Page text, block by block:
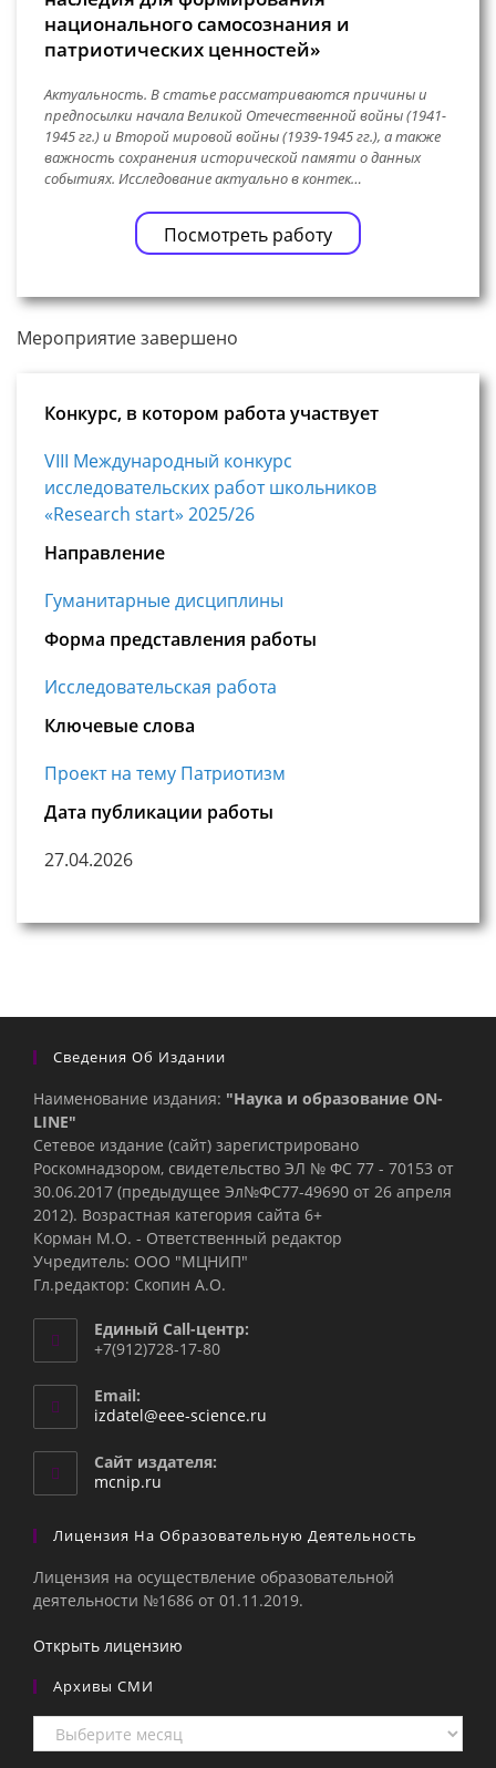
национального самосознания и
патриотических ценностей»
Актуальность. В статье рассматриваются причины и
предпосылки начала Великой Отечественной войны (1941-
1945 гг.) и Второй мировой войны (1939-1945 гг.), а также
важность сохранения исторической памяти о данных
событиях. Исследование актуально в контек…
Посмотреть работу
Мероприятие завершено
Конкурс, в котором работа участвует
VIII Международный конкурс
исследовательских работ школьников
«Research start» 2025/26
Направление
Гуманитарные дисциплины
Форма представления работы
Исследовательская работа
Ключевые слова
Проект на тему Патриотизм
Дата публикации работы
27.04.2026
Сведения Об Издании
Наименование издания: "Наука и образование ON-
LINE"
Сетевое издание (сайт) зарегистрировано
Роскомнадзором, свидетельство ЭЛ № ФС 77 - 70153 от
30.06.2017 (предыдущее Эл№ФC77-49690 от 26 апреля
2012). Возрастная категория сайта 6+
Корман М.О. - Ответственный редактор
Учредитель: ООО "МЦНИП"
Гл.редактор: Скопин А.О.
Единый Call-центр:
+7(912)728-17-80
Email:
izdatel@eee-science.ru
Сайт издателя:
mcnip.ru
Лицензия На Образовательную Деятельность
Лицензия на осуществление образовательной
деятельности №1686 от 01.11.2019.
Открыть лицензию
Архивы СМИ
Архивы
СМИ